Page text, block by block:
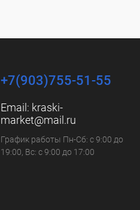
+7(903)755-51-55
Email: kraski-
market@mail.ru
График работы Пн-Сб: с 9:00 до
19:00, Вс: с 9:00 до 17:00